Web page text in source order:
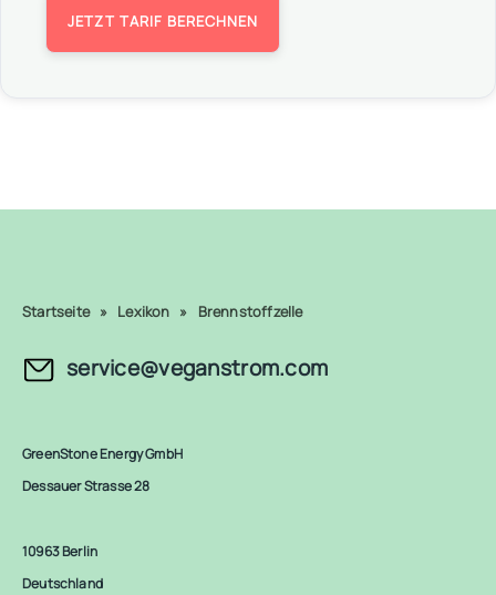
JETZT TARIF BERECHNEN
Startseite » Lexikon » Brennstoffzelle
service@veganstrom.com
GreenStone Energy GmbH
Dessauer Strasse 28
10963 Berlin
Deutschland